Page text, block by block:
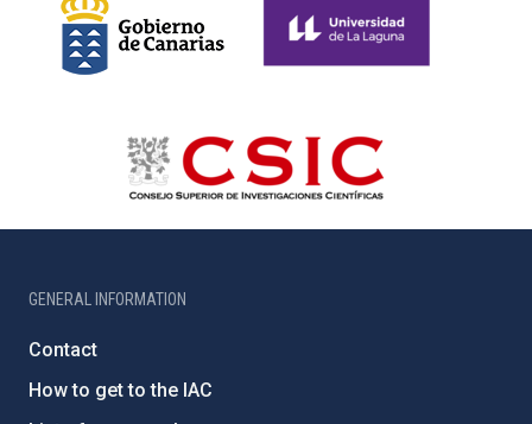
GENERAL INFORMATION
Contact
How to get to the IAC